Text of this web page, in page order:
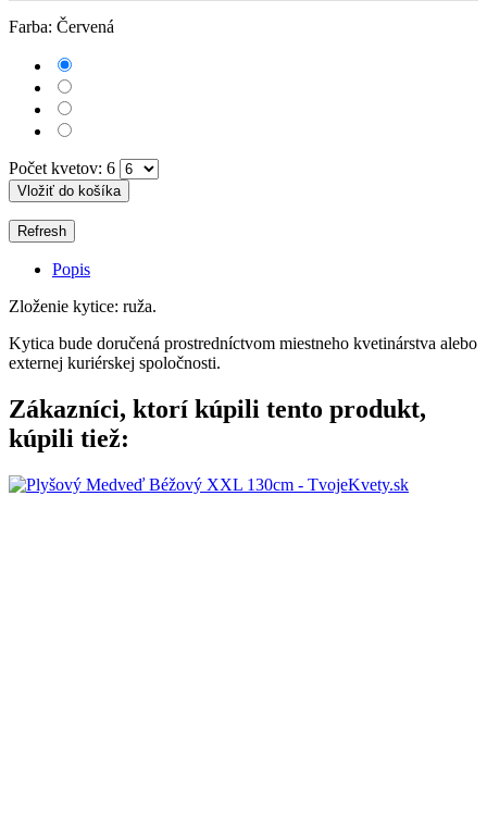
Farba: Červená
Počet kvetov: 6
Vložiť do košíka
Popis
Zloženie kytice: ruža.
Kytica bude doručená prostredníctvom miestneho kvetinárstva alebo
externej kuriérskej spoločnosti.
Zákazníci, ktorí kúpili tento produkt,
kúpili tiež: